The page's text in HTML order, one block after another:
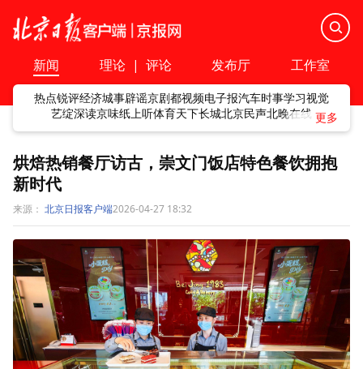
新闻 理论 | 评论 发布厅 工作室
热点锐评经济城事辟谣京剧都视频电子报汽车时事学习视觉
艺绽深读京味纸上听体育天下长城北京民声北晚在线
烘焙热销餐厅访古，崇文门饭店特色餐饮拥抱
新时代
来源： 北京日报客户端2026-04-27 18:32